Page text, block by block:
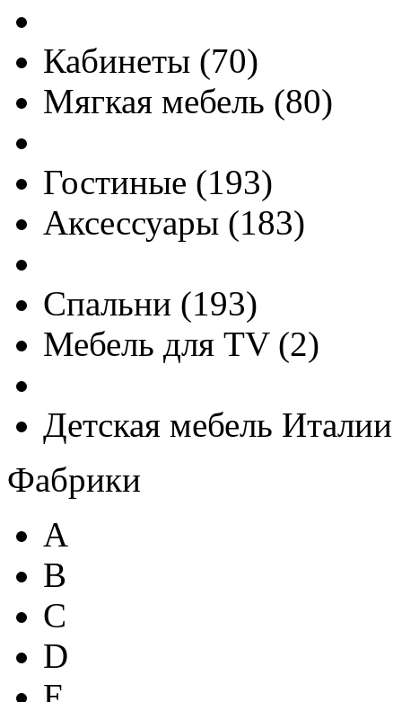
Кабинеты (70)
Мягкая мебель (80)
Гостиные (193)
Аксессуары (183)
Спальни (193)
Мебель для TV (2)
Детская мебель Италии
Фабрики
A
B
C
D